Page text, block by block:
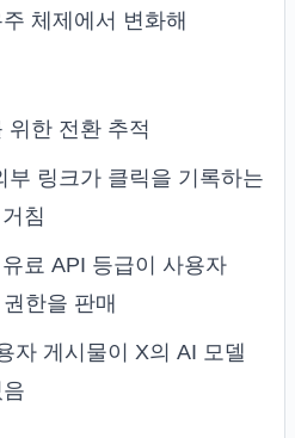
체제에서 변화해
한 전환 추적
링크가 클릭을 기록하는
침
료 API 등급이 사용자
한을 판매
자 게시물이 X의 AI 모델